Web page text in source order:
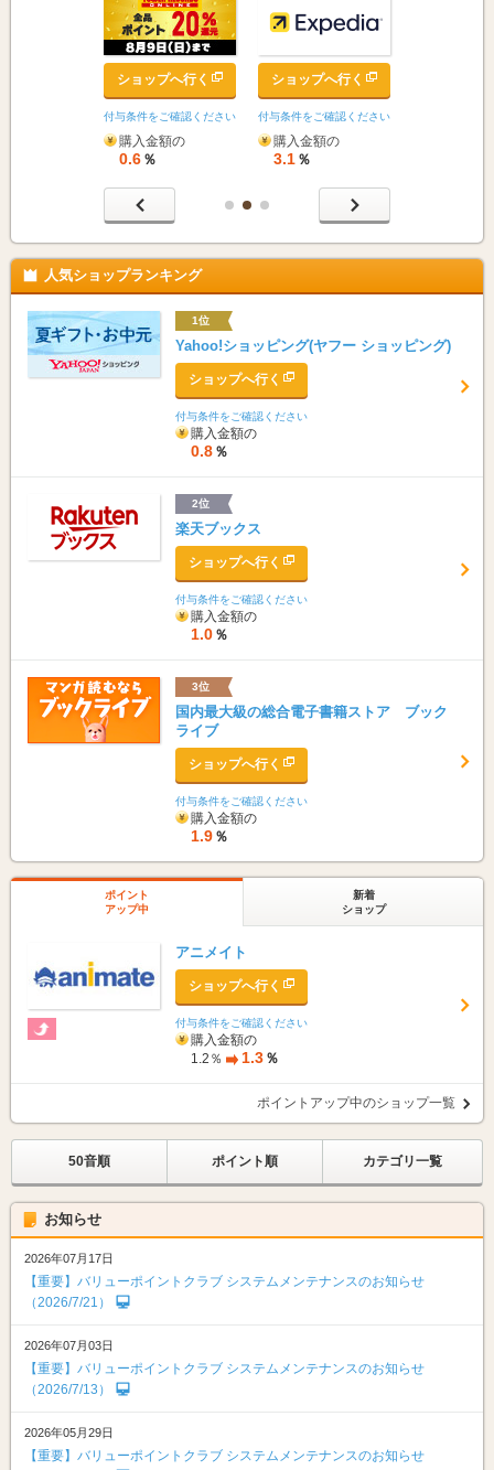
ショップへ行く
付与条件をご確認ください
購入金額の
0.6 ％
ショップへ行く
付与条件をご確認ください
購入金額の
3.1 ％
人気ショップランキング
1位
Yahoo!ショッピング(ヤフー ショッピング)
ショップへ行く
付与条件をご確認ください
購入金額の
0.8 ％
2位
楽天ブックス
ショップへ行く
付与条件をご確認ください
購入金額の
1.0 ％
3位
国内最大級の総合電子書籍ストア ブック
ライブ
ショップへ行く
付与条件をご確認ください
購入金額の
1.9 ％
ポイント
アップ中
新着
ショップ
アニメイト
ショップへ行く
付与条件をご確認ください
購入金額の
1.2％
1.3 ％
ポイントアップ中のショップ一覧
50音順 ポイント順 カテゴリ一覧
お知らせ
2026年07月17日
【重要】バリューポイントクラブ システムメンテナンスのお知らせ
（2026/7/21）
2026年07月03日
【重要】バリューポイントクラブ システムメンテナンスのお知らせ
（2026/7/13）
2026年05月29日
【重要】バリューポイントクラブ システムメンテナンスのお知らせ